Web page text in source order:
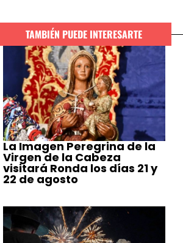
TAMBIÉN PUEDE INTERESARTE
La Imagen Peregrina de la
Virgen de la Cabeza
visitará Ronda los días 21 y
22 de agosto